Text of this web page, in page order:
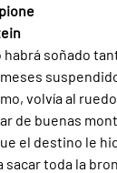
soñado
volvía al
de buenas
el destino le
toda la